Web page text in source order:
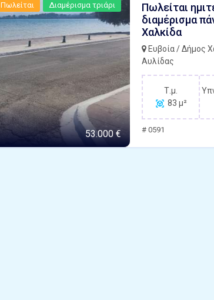
Πωλείται Διαμέρισμα τριάρι
53.000 €
Πωλείται
διαμέρισμα
Χαλκίδα
Ευβοία / Δήμος
Αυλίδας
Τ.μ.
83 μ²
# 0591